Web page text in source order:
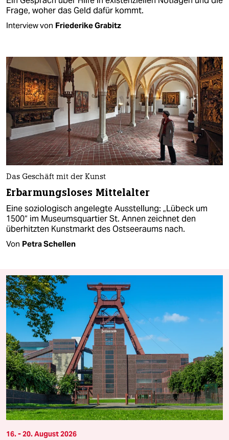
Frage, woher das Geld dafür kommt.
Interview von Friederike Grabitz
Das Geschäft mit der Kunst
Erbarmungsloses Mittelalter
Eine soziologisch angelegte Ausstellung: „Lübeck um
1500“ im Museumsquartier St. Annen zeichnet den
überhitzten Kunstmarkt des Ostseeraums nach.
Von Petra Schellen
16. - 20. August 2026